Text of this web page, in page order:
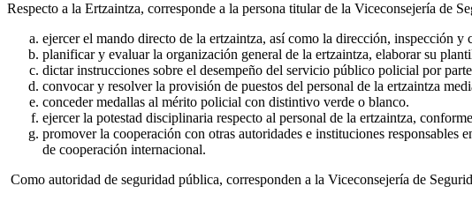
Respecto a la Ertzaintza, corresponde a la persona titular de la Viceconsejería de
ejercer el mando directo de la ertzaintza, así como la dirección, inspección
planificar y evaluar la organización general de la ertzaintza, elaborar su
dictar instrucciones sobre el desempeño del servicio público policial por
convocar y resolver la provisión de puestos del personal de la ertzaintza
conceder medallas al mérito policial con distintivo verde o blanco.
ejercer la potestad disciplinaria respecto al personal de la ertzaintza,
promover la cooperación con otras autoridades e instituciones
de cooperación internacional.
Como autoridad de seguridad pública, corresponden a la Viceconsejería de